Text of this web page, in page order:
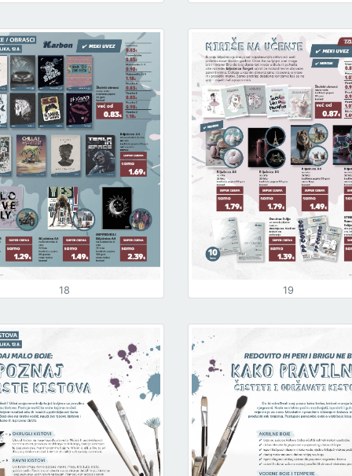
18 19